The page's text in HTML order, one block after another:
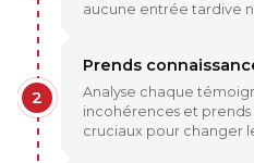
aucune entrée tardive
2
Prends
Analyse chaque
incohérences et
cruciaux pour changer